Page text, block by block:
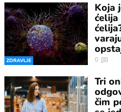
ZDRAVLJE
Koja
0
Tri
čim